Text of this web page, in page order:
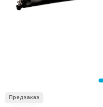
для фонарей